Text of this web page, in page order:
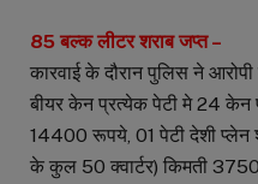
85 बल्क लीटर शराब जप्त –
कारवाई के दौरान पुलिस ने
बीयर केन प्रत्येक पेटी मे 24 केन
14400 रूपये, 01 पेटी देशी प्लेन
के कुल 50 क्वार्टर) किमती